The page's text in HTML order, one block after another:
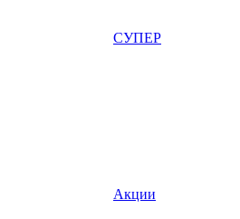
СУПЕР
Акции